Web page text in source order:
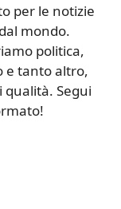
per le notizie
mondo.
politica,
e tanto altro,
Segui